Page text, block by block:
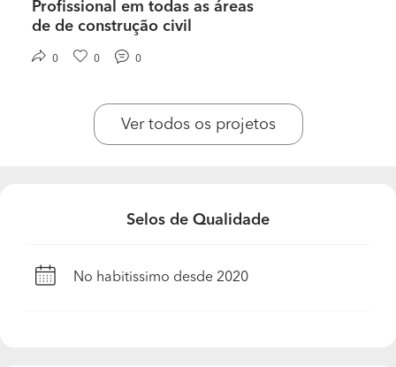
Profissional em todas as áreas
de de construção civil
0 0 0
Ver todos os projetos
Selos de Qualidade
No habitissimo desde 2020